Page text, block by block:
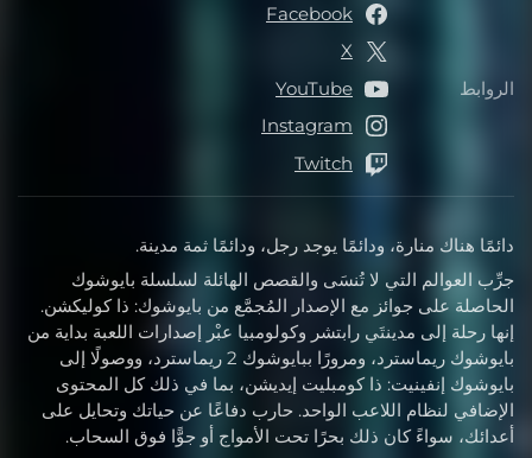
دائمًا هناك منارة، ودائمًا يوجد رجل، ودائمًا ثمة مدينة.
جرِّب العوالم التي لا تُنسَى والقصص الهائلة لسلسلة بايوشوك
الحاصلة على جوائز مع الإصدار المُجمَّع من بايوشوك: ذا كوليكشن.
إنها رحلة إلى مدينتَي رابتشر وكولومبيا عبْر إصدارات اللعبة بداية من
بايوشوك ريماسترد، ومرورًا ببايوشوك 2 ريماسترد، ووصولًا إلى
بايوشوك إنفينيت: ذا كومبليت إيديشن، بما في ذلك كل المحتوى
الإضافي لنظام اللاعب الواحد. حارب دفاعًا عن حياتك وتحايل على
أعدائك، سواءً كان ذلك بحرًا تحت الأمواج أو جوًّا فوق السحاب.
الروابط الروابط
Facebook
X
YouTube
Instagram
Twitch